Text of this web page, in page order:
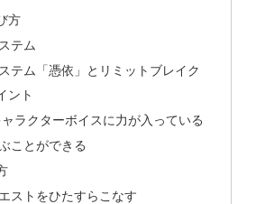
方
テム
テム「憑依」とリミットブレイク
ント
ラクターボイスに力が入っている
ことができる
ストをひたすらこなす